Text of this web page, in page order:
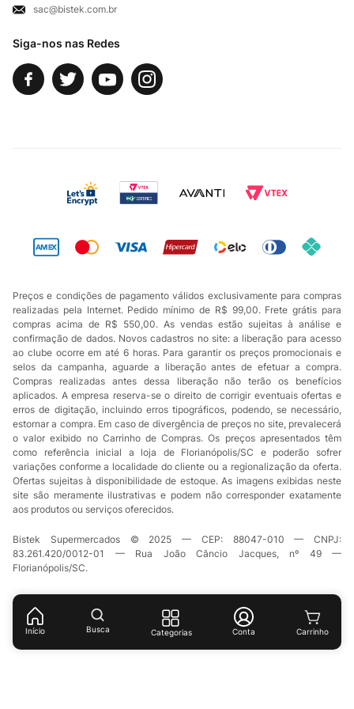
Início Busca Categorias Conta
Siga-nos nas Redes
Fale Conosco
sac@bistek.com.br
Preços e condições de pagamento válidos exclusivamente para compras
realizadas pela Internet. Pedido mínimo de R$ 99,00. Frete grátis para
compras acima de R$ 550,00. As vendas estão sujeitas à análise e
confirmação de dados. Novos cadastros no site: a liberação para acesso
ao clube ocorre em até 6 horas. Para garantir os preços promocionais e
selos da campanha, aguarde a liberação antes de efetuar a compra.
Compras realizadas antes dessa liberação não terão os benefícios
aplicados. A empresa reserva-se o direito de corrigir eventuais ofertas e
erros de digitação, incluindo erros tipográficos, podendo, se necessário,
estornar a compra. Em caso de divergência de preços no site, prevalecerá
o valor exibido no Carrinho de Compras. Os preços apresentados têm
como referência inicial a loja de Florianópolis/SC e poderão sofrer
variações conforme a localidade do cliente ou a regionalização da oferta.
Ofertas sujeitas à disponibilidade de estoque. As imagens exibidas neste
site são meramente ilustrativas e podem não corresponder exatamente
aos produtos ou serviços oferecidos.
Bistek Supermercados © 2025 — CEP: 88047-010 — CNPJ:
83.261.420/0012-01 — Rua João Câncio Jacques, nº 49 —
Florianópolis/SC.